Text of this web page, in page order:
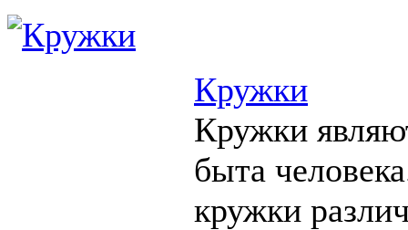
Кружки
Кружки
быта
кружки